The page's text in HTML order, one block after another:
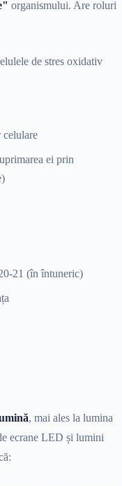
organismului. Are roluri
de stres oxidativ
ei prin
21 (în întuneric)
, mai ales la lumina
ecrane LED și lumini